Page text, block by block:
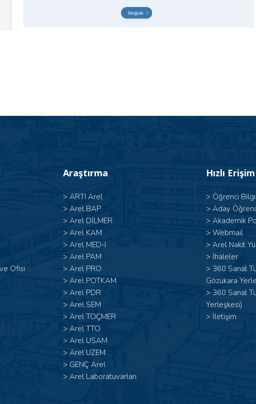
Ofisi
Araştırma
> ARTI Arel
> Arel BAP
> Arel DİLMER
> Arel KAM
> Arel MED-I
> Arel PAM
> Arel PRO
> Arel POTKAM
> Arel PDR
> Arel SEM
> Arel TOÇMER
> Arel TTO
> Arel USAM
> Arel UZEM
> GENÇ Arel
> Arel Laboratuvarları
Hızlı Erişim
> Öğrenci
> Aday
> Akademik
> Webmail
> Arel Nakit
> İhaleler
> 360 Sanal
Gözükara
> 360 Sanal
Yerleşkesi)
> İletişim